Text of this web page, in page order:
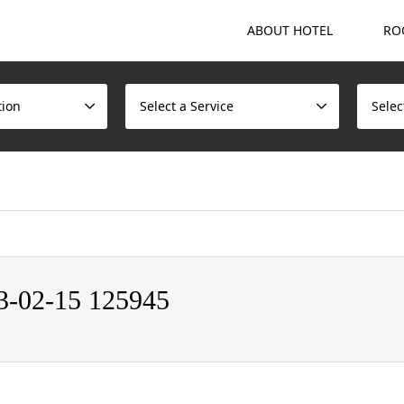
ABOUT HOTEL
Select a Service
15 125945